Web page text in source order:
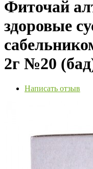
Фиточай
здоровые
2г №20
Написать отзыв